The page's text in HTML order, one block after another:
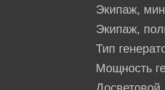
Экипаж,
Экипаж,
Тип
Мощность